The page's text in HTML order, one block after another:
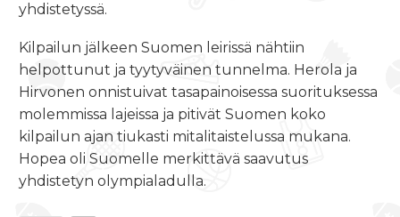
yhdistetyssä.
Kilpailun jälkeen Suomen leirissä nähtiin
helpottunut ja tyytyväinen tunnelma. Herola ja
Hirvonen onnistuivat tasapainoisessa suorituksessa
molemmissa lajeissa ja pitivät Suomen koko
kilpailun ajan tiukasti mitalitaistelussa mukana.
Hopea oli Suomelle merkittävä saavutus
yhdistetyn olympialadulla.